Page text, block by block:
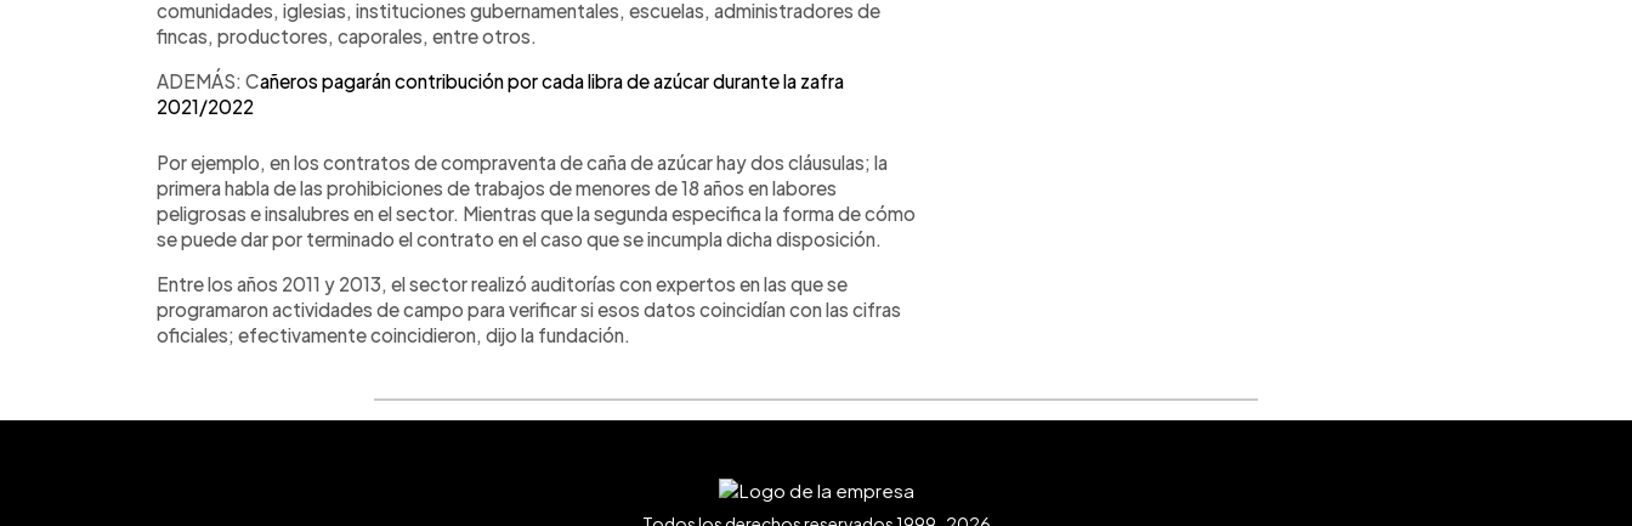
comunidades, iglesias, instituciones gubernamentales, escuelas, administradores de
fincas, productores, caporales, entre otros.
ADEMÁS: Cañeros pagarán contribución por cada libra de azúcar durante la zafra
2021/2022
Por ejemplo, en los contratos de compraventa de caña de azúcar hay dos cláusulas; la
primera habla de las prohibiciones de trabajos de menores de 18 años en labores
peligrosas e insalubres en el sector. Mientras que la segunda especifica la forma de cómo
se puede dar por terminado el contrato en el caso que se incumpla dicha disposición.
Entre los años 2011 y 2013, el sector realizó auditorías con expertos en las que se
programaron actividades de campo para verificar si esos datos coincidían con las cifras
oficiales; efectivamente coincidieron, dijo la fundación.